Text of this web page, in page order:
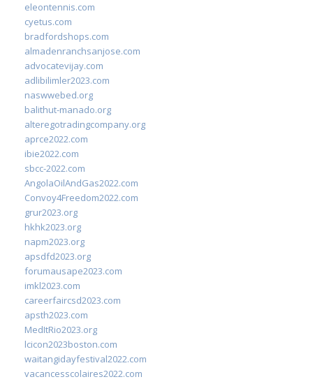
eleontennis.com
cyetus.com
bradfordshops.com
almadenranchsanjose.com
advocatevijay.com
adlibilimler2023.com
naswwebed.org
balithut-manado.org
alteregotradingcompany.org
aprce2022.com
ibie2022.com
sbcc-2022.com
AngolaOilAndGas2022.com
Convoy4Freedom2022.com
grur2023.org
hkhk2023.org
napm2023.org
apsdfd2023.org
forumausape2023.com
imkl2023.com
careerfaircsd2023.com
apsth2023.com
MedItRio2023.org
lcicon2023boston.com
waitangidayfestival2022.com
vacancesscolaires2022.com